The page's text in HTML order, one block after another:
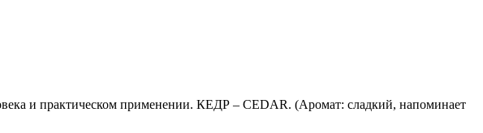
и практическом применении. КЕДР – CEDAR. (Аромат: сладкий, напоминает